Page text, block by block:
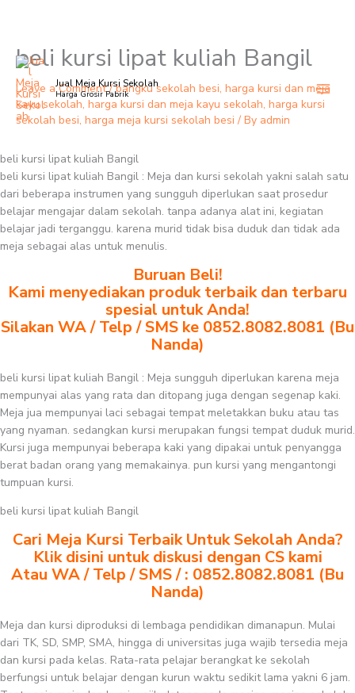
Skip
content
Jual Meja Kursi Sekolah
Harga Grosir Pabrik
beli kursi lipat kuliah Bangil
Leave a Comment /bangku sekolah besi, harga kursi dan meja
kayu sekolah, harga kursi dan meja kayu sekolah, harga kursi
sekolah besi, harga meja kursi sekolah besi / By admin
beli kursi lipat kuliah Bangil
beli kursi lipat kuliah Bangil : Meja dan kursi sekolah yakni salah satu
dari beberapa instrumen yang sungguh diperlukan saat prosedur
belajar mengajar dalam sekolah. tanpa adanya alat ini, kegiatan
belajar jadi terganggu. karena murid tidak bisa duduk dan tidak ada
meja sebagai alas untuk menulis.
Buruan Beli!
Kami menyediakan produk terbaik dan terbaru
spesial untuk Anda!
Silakan WA / Telp / SMS ke 0852.8082.8081 (Bu
Nanda)
beli kursi lipat kuliah Bangil : Meja sungguh diperlukan karena meja
mempunyai alas yang rata dan ditopang juga dengan segenap kaki.
Meja jua mempunyai laci sebagai tempat meletakkan buku atau tas
yang nyaman. sedangkan kursi merupakan fungsi tempat duduk murid.
Kursi juga mempunyai beberapa kaki yang dipakai untuk penyangga
berat badan orang yang memakainya. pun kursi yang mengantongi
tumpuan kursi.
beli kursi lipat kuliah Bangil
Cari Meja Kursi Terbaik Untuk Sekolah Anda?
Klik disini untuk diskusi dengan CS kami
Atau WA / Telp / SMS / : 0852.8082.8081 (Bu
Nanda)
Meja dan kursi diproduksi di lembaga pendidikan dimanapun. Mulai
dari TK, SD, SMP, SMA, hingga di universitas juga wajib tersedia meja
dan kursi pada kelas. Rata-rata pelajar berangkat ke sekolah
berfungsi untuk belajar dengan kurun waktu sedikit lama yakni 6 jam.